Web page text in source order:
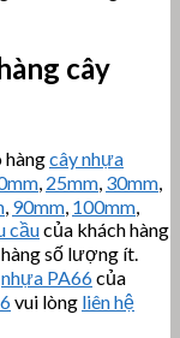
cây
hàngcây nhựa
25mm 30mm
90mm 100mm
cầucủa khách hàng
số lượng ít.
nhựa PA66của
vui lòng liên hệ